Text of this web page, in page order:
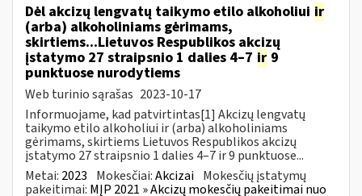
Dėl akcizų lengvatų taikymo etilo alkoholiui ir
(arba) alkoholiniams gėrimams,
skirtiems...Lietuvos Respublikos akcizų
įstatymo 27 straipsnio 1 dalies 4–7 ir 9
punktuose nurodytiems
Web turinio sąrašas 2023-10-17
Informuojame, kad patvirtintas[1] Akcizų lengvatų
taikymo etilo alkoholiui ir (arba) alkoholiniams
gėrimams, skirtiems Lietuvos Respublikos akcizų
įstatymo 27 straipsnio 1 dalies 4–7 ir 9 punktuose...
Metai: 2023 Mokesčiai:Akcizai Mokesčių įstatymų
pakeitimai: MĮP 2021 » Akcizų mokesčių pakeitimai nuo